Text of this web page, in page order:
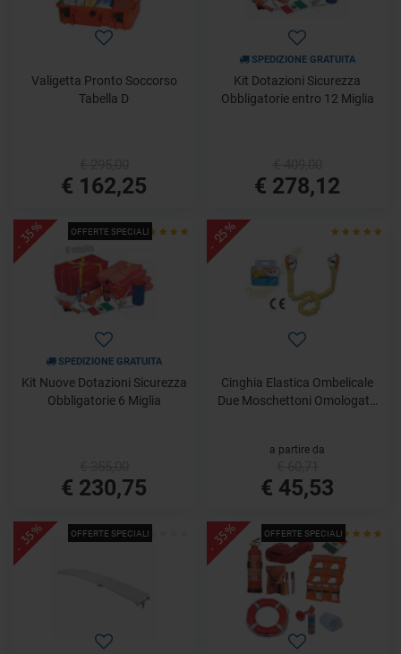
Valigetta Pronto Soccorso
Tabella D
€ 162,25
SPEDIZIONE GRATUITA
Kit Dotazioni Sicurezza
Obbligatorie entro 12 Miglia
€ 278,12
OFFERTE SPECIALI
- 35%
SPEDIZIONE GRATUITA
Kit Nuove Dotazioni Sicurezza
Obbligatorie 6 Miglia
€ 230,75
- 25%
Cinghia Elastica Ombelicale
Due Moschettoni Omologata
a partire da
€ 45,53
OFFERTE SPECIALI
- 35% OFFERTE SPECIALI
- 35%